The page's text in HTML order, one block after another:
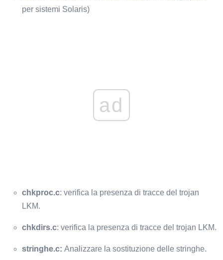
per sistemi Solaris)
ad
chkproc.c: verifica la presenza di tracce del trojan
LKM.
chkdirs.c: verifica la presenza di tracce del trojan LKM.
stringhe.c: Analizzare la sostituzione delle stringhe.